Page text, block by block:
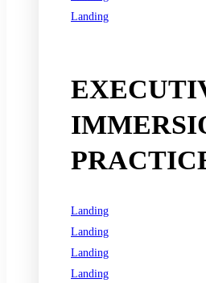
Landing
Landing
Landing
Landing
Landing